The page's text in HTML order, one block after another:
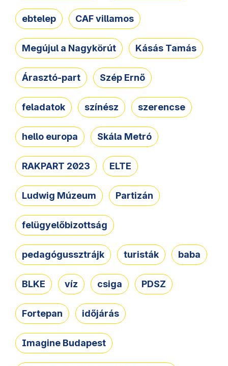
ebtelep CAF villamos
Megújul a Nagykörút Kásás Tamás
Árasztó-part Szép Ernő
feladatok színész szerencse
hello europa Skála Metró
RAKPART 2023 ELTE
Ludwig Múzeum Partizán
felügyelőbizottság
pedagógussztrájk turisták baba
BLKE víz csiga PDSZ
Fortepan időjárás
Imagine Budapest